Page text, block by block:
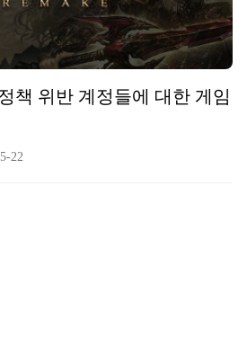
책 위반 계정들에 대한 게임
22